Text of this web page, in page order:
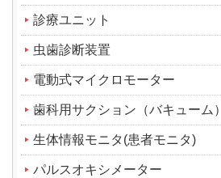
診療ユニット
虫歯診断装置
電動式マイクロモーター
歯科用サクション（バキューム）
生体情報モニタ(患者モニタ)
パルスオキシメーター